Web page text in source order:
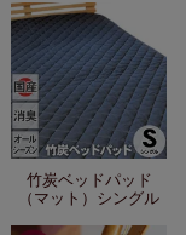
竹炭ベッドパッド
（マット）シングル